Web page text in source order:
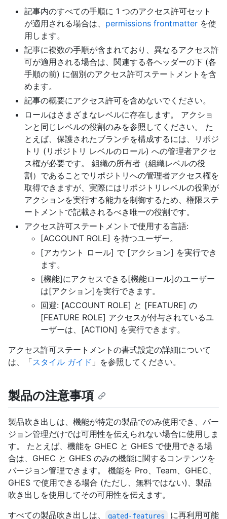
記事内のすべての手順に 1 つのアクセス許可セット
が適用される場合は、 permissions frontmatter を使
用します。
記事に複数の手順が含まれており、異なるアクセス許
可が適用される場合は、関連する各ヘッダーの下 (各
手順の前) に個別のアクセス許可ステートメントを含
めます。
記事の概要にアクセス許可を含めないでください。
ロールはさまざまなレベルに存在します。 アクショ
ンと同じレベルの役割のみを参照してください。 た
とえば、保護されたブランチを構成するには、リポジ
トリ (リポジトリ レベルのロール) への管理者アクセ
ス権が必要です。 組織の所有者（組織レベルの役
割）であることでリポジトリへの管理者アクセス権を
取得できますが、実際にはリポジトリレベルの役割が
アクションを実行する能力を制御するため、権限ステ
ートメントで記載されるべき唯一の役割です。
アクセス許可ステートメントで使用する言語:
[ACCOUNT ROLE] を持つユーザー。
[アカウント ロール] で [アクション] を実行でき
ます。
[機能]にアクセスできる[機能ロール]のユーザー
は[アクション]を実行できます。
回避: [ACCOUNT ROLE] と [FEATURE] の
[FEATURE ROLE] アクセスが付与されているユ
ーザーは、[ACTION] を実行できます。
アクセス許可ステートメントの書式設定の詳細について
は、「スタイル ガイド 」を参照してください。
製品の注意事項
製品吹き出しは、機能が特定の製品でのみ使用でき、バー
ジョン管理だけでは可用性を伝えられない場合に使用しま
す。 たとえば、機能を GHEC と GHES で使用できる場
合は、GHEC と GHES のみの機能に関するコンテンツを
バージョン管理できます。 機能を Pro、Team、GHEC、
GHES で使用できる場合 (ただし、無料ではない)、製品
吹き出しを使用してその可用性を伝えます。
すべての製品吹き出しは、
gated-features
に再利用可能